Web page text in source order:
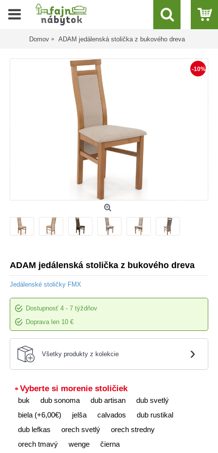
Domov ADAM jedálenská stolička z bukového dreva
-10%
ADAM jedálenská stolička z bukového dreva
Jedálenské stoličky FMX
Dostupnosť 4 - 7 týždňov
Doprava len 10 €
Všetky produkty z kolekcie ›
Vyberte si morenie stoličiek
buk dub sonoma dub artisan
dub svetlý
biela (+6,00€)
jelša calvados
dub rustikal
dub lefkas
orech svetlý
orech stredny
orech tmavý
wenge čierna